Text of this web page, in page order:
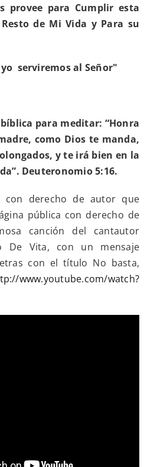
provee para Cumplir esta
de Mi Vida y Para su
serviremos al Señor"
para meditar: “Honra
como Dios te manda,
y te irá bien en la
Deuteronomio 5:16.
con derecho de autor que
pública con derecho de
canción del cantautor
De Vita, con un mensaje
con el título No basta,
www.youtube.com/watch?